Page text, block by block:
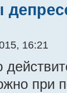
16:21
при